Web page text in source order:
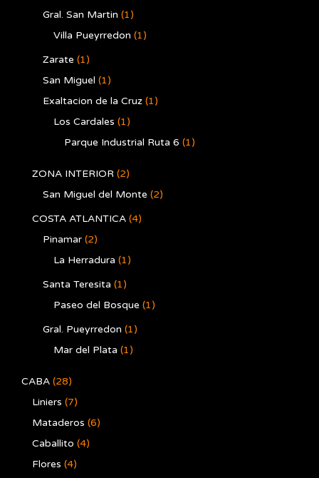
Gral. San Martin (1)
Villa Pueyrredon (1)
Zarate (1)
San Miguel (1)
Exaltacion de la Cruz (1)
Los Cardales (1)
Parque Industrial Ruta 6 (1)
ZONA INTERIOR (2)
San Miguel del Monte (2)
COSTA ATLANTICA (4)
Pinamar (2)
La Herradura (1)
Santa Teresita (1)
Paseo del Bosque (1)
Gral. Pueyrredon (1)
Mar del Plata (1)
CABA (28)
Liniers (7)
Mataderos (6)
Caballito (4)
Flores (4)